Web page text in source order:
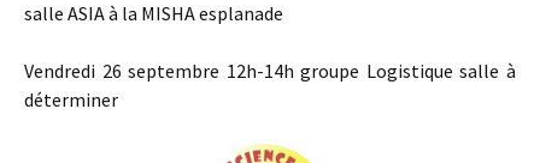
salle ASIA à la MISHA esplanade
Vendredi 26 septembre 12h-14h groupe Logistique salle à
déterminer